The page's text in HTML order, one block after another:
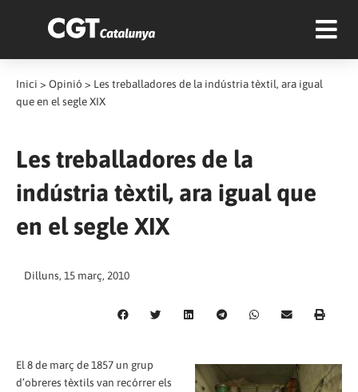
Inici > Opinió > Les treballadores de la indústria tèxtil, ara igual
que en el segle XIX
Les treballadores de la
indústria tèxtil, ara igual que
en el segle XIX
Dilluns, 15 març, 2010
El 8 de març de 1857 un grup
d’obreres tèxtils van recórrer els